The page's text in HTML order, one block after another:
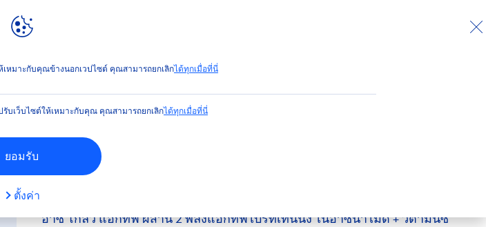
เหมาะกับคุณข้างนอกเวปไซต์ คุณสามารถยกเลิกได้ทุกเมื่อที่นี่
รับเว็บไซต์ให้เหมาะกับคุณ คุณสามารถยกเลิกได้ทุกเมื่อที่นี่
ยอมรับ
ตั้งค่า
เบิ้ล มอยส์เจอร์
ไบรท์ ดับเบิ้ล มอยส์เจอร์
อาซี โกลว์ แอกทีฟ ผสาน 2 พลังแอ็กทีฟไบรท์เทนนิ่ง ไนอาซีนาไมด์ + วิตามินซี